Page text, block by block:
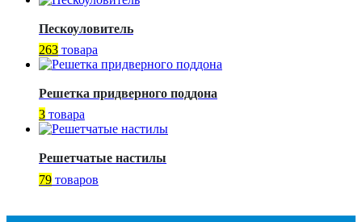
Пескоуловитель
263 товара
Решетка придверного поддона
3 товара
Решетчатые настилы
79 товаров